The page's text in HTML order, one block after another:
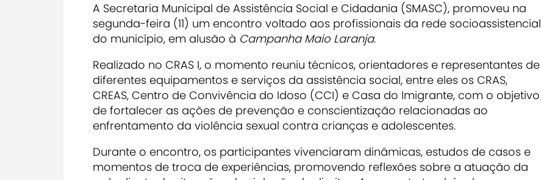
A Secretaria Municipal de Assistência Social e Cidadania (SMASC), promoveu na
segunda-feira (11) um encontro voltado aos profissionais da rede socioassistencial
do município, em alusão à Campanha Maio Laranja.
Realizado no CRAS I, o momento reuniu técnicos, orientadores e representantes de
diferentes equipamentos e serviços da assistência social, entre eles os CRAS,
CREAS, Centro de Convivência do Idoso (CCI) e Casa do Imigrante, com o objetivo
de fortalecer as ações de prevenção e conscientização relacionadas ao
enfrentamento da violência sexual contra crianças e adolescentes.
Durante o encontro, os participantes vivenciaram dinâmicas, estudos de casos e
momentos de troca de experiências, promovendo reflexões sobre a atuação da